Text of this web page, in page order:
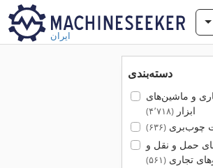
ایران
دسته‌بندی
و ماشین‌های
ابزار(۴٬۷۱۸)
چوب‌بری(۶۳۶)
حمل و نقل و
تجاری(۵۶۱)